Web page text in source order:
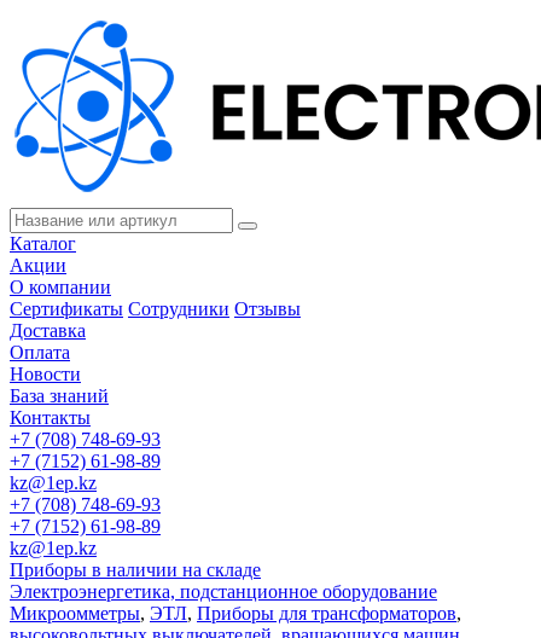
Каталог
Акции
О компании
Сертификаты Сотрудники Отзывы
Доставка
Оплата
Новости
База знаний
Контакты
+7 (708) 748-69-93
+7 (7152) 61-98-89
kz@1ep.kz
+7 (708) 748-69-93
+7 (7152) 61-98-89
kz@1ep.kz
Приборы в наличии на складе
Электроэнергетика, подстанционное оборудование
Микроомметры, ЭТЛ, Приборы для трансформаторов,